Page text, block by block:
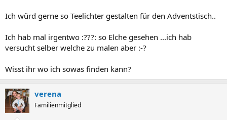
e
Ich würd gerne so Teelichter gestalten für den Adventstisch..
Ich hab mal irgentwo :???: so Elche gesehen ...ich hab
versucht selber welche zu malen aber :-?
Wisst ihr wo ich sowas finden kann?
verena
Familienmitglied